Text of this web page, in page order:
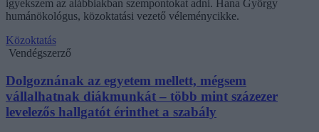
igyekszem az alábbiakban szempontokat adni. Hana György
humánökológus, közoktatási vezető véleménycikke.
Közoktatás
Vendégszerző
Dolgoznának az egyetem mellett, mégsem
vállalhatnak diákmunkát – több mint százezer
levelezős hallgatót érinthet a szabály